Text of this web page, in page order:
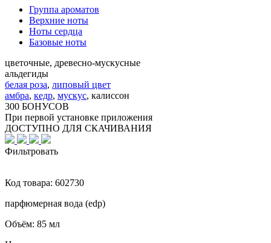
Группа ароматов
Верхние ноты
Ноты сердца
Базовые ноты
цветочные, древесно-мускусные
альдегиды
белая роза, липовый цвет
амбра, кедр, мускус, калиссон
300 БОНУСОВ
При первой установке приложения
ДОСТУПНО ДЛЯ СКАЧИВАНИЯ
Фильтровать
Код товара: 602730
парфюмерная вода (edp)
Объём: 85 мл